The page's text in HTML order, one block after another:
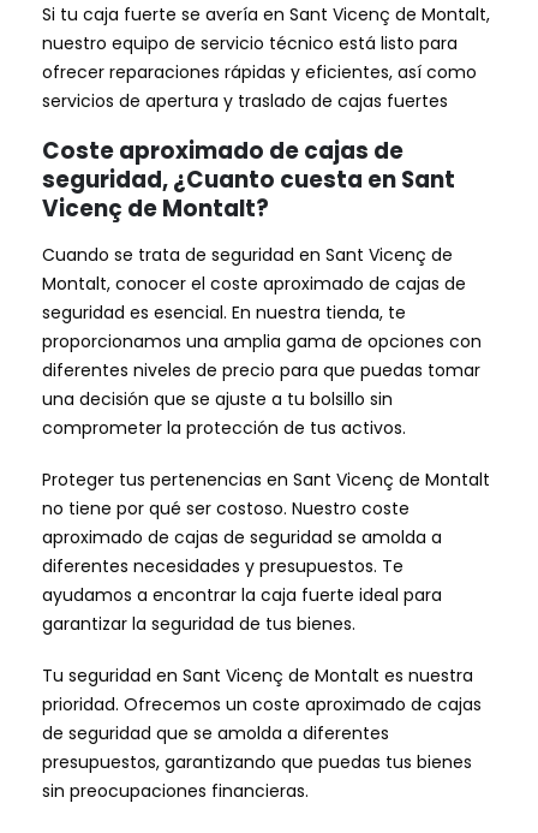
Si tu caja fuerte se avería en Sant Vicenç de Montalt,
nuestro equipo de servicio técnico está listo para
ofrecer reparaciones rápidas y eficientes, así como
servicios de apertura y traslado de cajas fuertes
Coste aproximado de cajas de
seguridad, ¿Cuanto cuesta en Sant
Vicenç de Montalt?
Cuando se trata de seguridad en Sant Vicenç de
Montalt, conocer el coste aproximado de cajas de
seguridad es esencial. En nuestra tienda, te
proporcionamos una amplia gama de opciones con
diferentes niveles de precio para que puedas tomar
una decisión que se ajuste a tu bolsillo sin
comprometer la protección de tus activos.
Proteger tus pertenencias en Sant Vicenç de Montalt
no tiene por qué ser costoso. Nuestro coste
aproximado de cajas de seguridad se amolda a
diferentes necesidades y presupuestos. Te
ayudamos a encontrar la caja fuerte ideal para
garantizar la seguridad de tus bienes.
Tu seguridad en Sant Vicenç de Montalt es nuestra
prioridad. Ofrecemos un coste aproximado de cajas
de seguridad que se amolda a diferentes
presupuestos, garantizando que puedas tus bienes
sin preocupaciones financieras.